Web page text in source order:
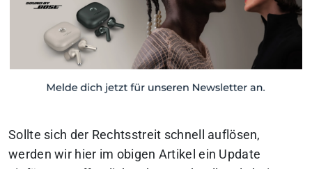
Sollte sich der Rechtsstreit schnell auflösen,
werden wir hier im obigen Artikel ein Update